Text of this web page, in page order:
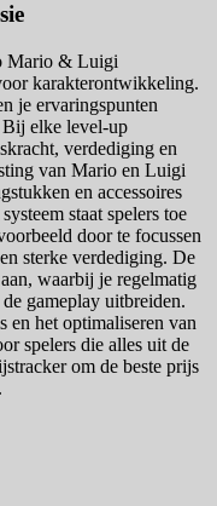
Mario & Luigi
karakterontwikkeling.
je ervaringspunten
Bij elke level-up
verdediging en
van Mario en Luigi
en accessoires
staat spelers toe
door te focussen
sterke verdediging. De
waarbij je regelmatig
gameplay uitbreiden.
en het optimaliseren van
spelers die alles uit de
om de beste prijs